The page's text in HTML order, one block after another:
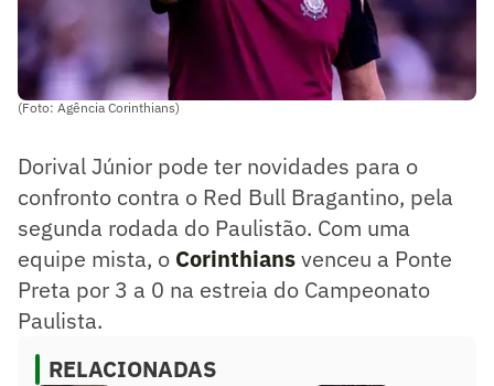
(Foto: Agência Corinthians)
Dorival Júnior pode ter novidades para o
confronto contra o Red Bull Bragantino, pela
segunda rodada do Paulistão. Com uma
equipe mista, o Corinthiansvenceu a Ponte
Preta por 3 a 0 na estreia do Campeonato
Paulista.
RELACIONADAS